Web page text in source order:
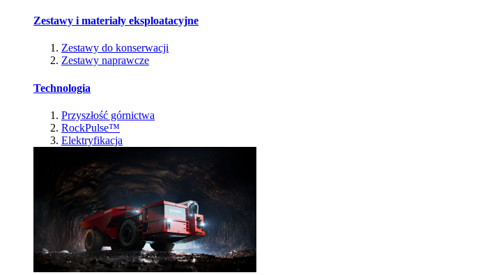
Zestawy i materiały eksploatacyjne
Zestawy do konserwacji
Zestawy naprawcze
Technologia
Przyszłość górnictwa
RockPulse™
Elektryfikacja